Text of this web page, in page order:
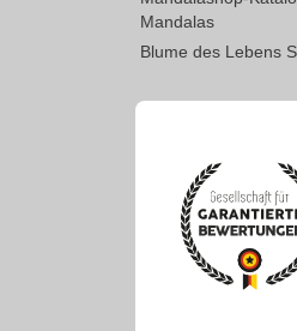
Mandalas
Blume des Lebens